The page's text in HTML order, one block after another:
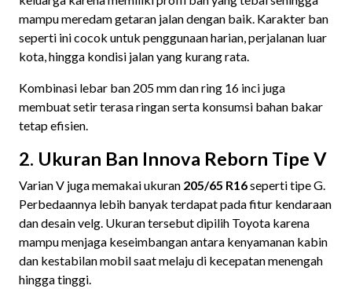
mampu meredam getaran jalan dengan baik. Karakter ban
seperti ini cocok untuk penggunaan harian, perjalanan luar
kota, hingga kondisi jalan yang kurang rata.
Kombinasi lebar ban 205 mm dan ring 16 inci juga
membuat setir terasa ringan serta konsumsi bahan bakar
tetap efisien.
2. Ukuran Ban Innova Reborn Tipe V
Varian V juga memakai ukuran 205/65 R16seperti tipe G.
Perbedaannya lebih banyak terdapat pada fitur kendaraan
dan desain velg. Ukuran tersebut dipilih Toyota karena
mampu menjaga keseimbangan antara kenyamanan kabin
dan kestabilan mobil saat melaju di kecepatan menengah
hingga tinggi.